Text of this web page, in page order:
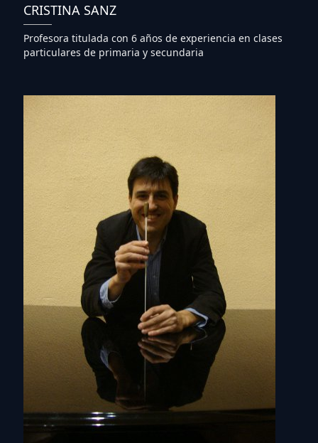
CRISTINA SANZ
Profesora titulada con 6 años de experiencia en clases
particulares de primaria y secundaria